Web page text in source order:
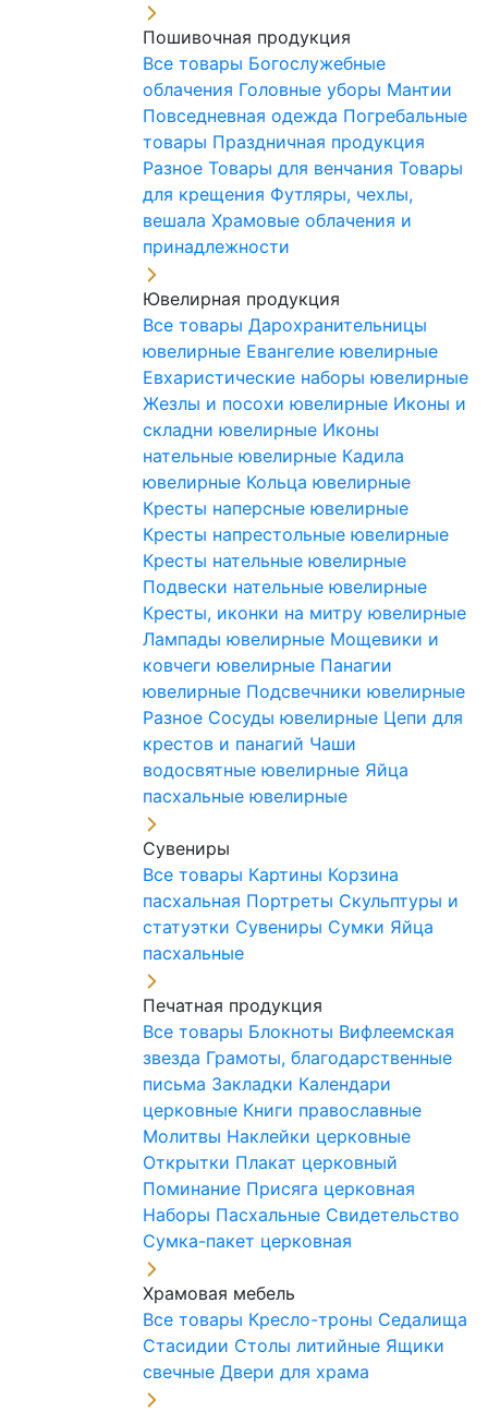
Пошивочная продукция
Все товары Богослужебные
облачения Головные уборы Мантии
Повседневная одежда Погребальные
товары Праздничная продукция
Разное Товары для венчания Товары
для крещения Футляры, чехлы,
вешала Храмовые облачения и
принадлежности
Ювелирная продукция
Все товары Дарохранительницы
ювелирные Евангелие ювелирные
Евхаристические наборы ювелирные
Жезлы и посохи ювелирные Иконы и
складни ювелирные Иконы
нательные ювелирные Кадила
ювелирные Кольца ювелирные
Кресты наперсные ювелирные
Кресты напрестольные ювелирные
Кресты нательные ювелирные
Подвески нательные ювелирные
Кресты, иконки на митру ювелирные
Лампады ювелирные Мощевики и
ковчеги ювелирные Панагии
ювелирные Подсвечники ювелирные
Разное Сосуды ювелирные Цепи для
крестов и панагий Чаши
водосвятные ювелирные Яйца
пасхальные ювелирные
Сувениры
Все товары Картины Корзина
пасхальная Портреты Скульптуры и
статуэтки Сувениры Сумки Яйца
пасхальные
Печатная продукция
Все товары Блокноты Вифлеемская
звезда Грамоты, благодарственные
письма Закладки Календари
церковные Книги православные
Молитвы Наклейки церковные
Открытки Плакат церковный
Поминание Присяга церковная
Наборы Пасхальные Свидетельство
Сумка-пакет церковная
Храмовая мебель
Все товары Кресло-троны Седалища
Стасидии Столы литийные Ящики
свечные Двери для храма